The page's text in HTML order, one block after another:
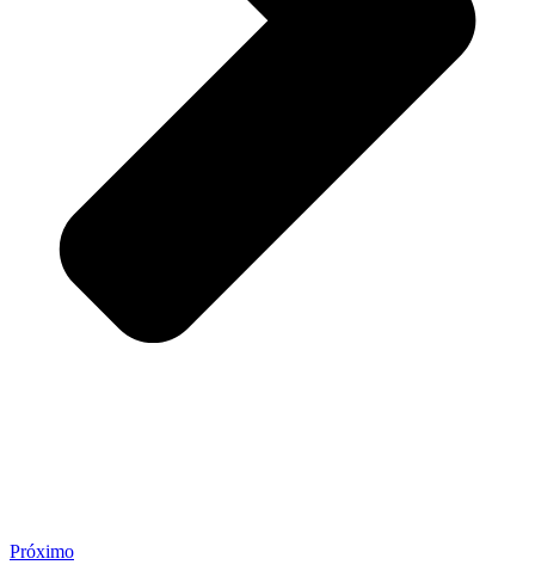
Próximo